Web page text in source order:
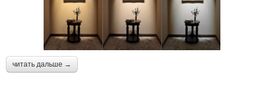
читать дальше →